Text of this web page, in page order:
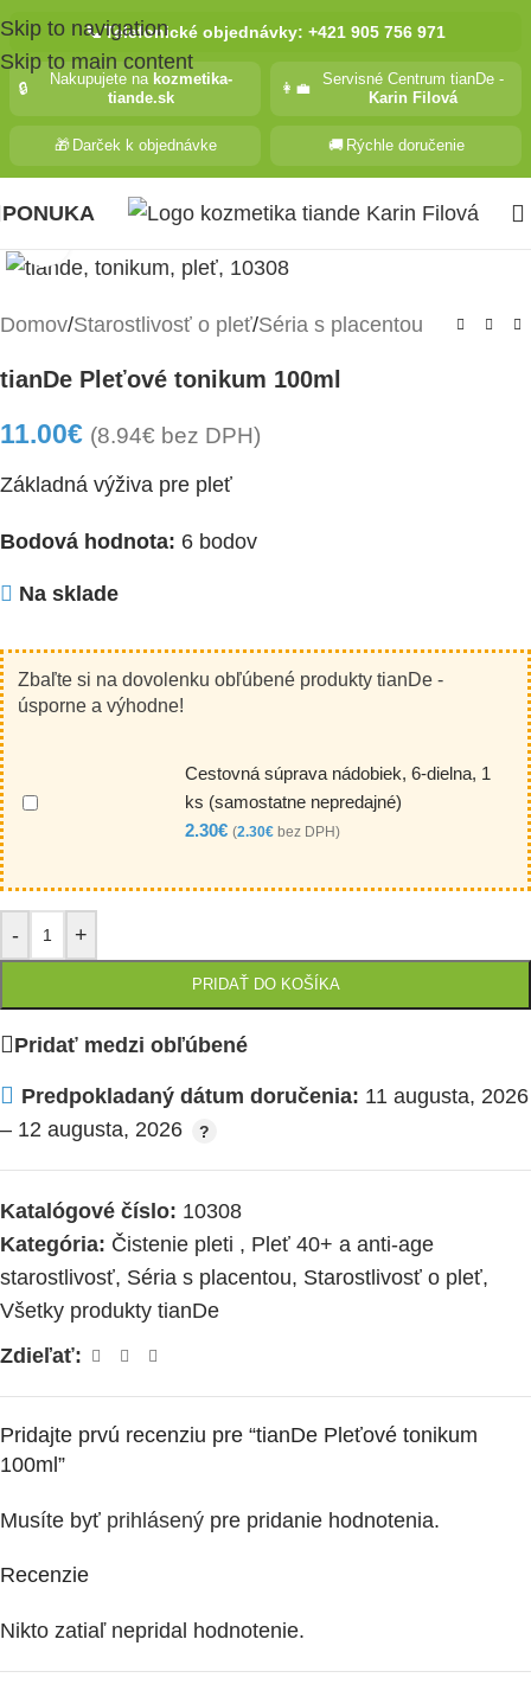
Skip to navigation
Skip to main content
📞Telefonické objednávky: +421 905 756 971
🔒
Nakupujete na kozmetika-
tiande.sk
👩‍💼
Servisné Centrum tianDe -
Karin Filová
🎁 Darček k objednávke 🚚 Rýchle doručenie
PONUKA
Domov/Starostlivosť o pleť/Séria s placentou
tianDe Pleťové tonikum 100ml
11.00€ (8.94€ bez DPH)
Základná výživa pre pleť
Bodová hodnota: 6 bodov
Na sklade
Zbaľte si na dovolenku obľúbené produkty tianDe -
úsporne a výhodne!
Cestovná súprava nádobiek, 6-dielna, 1
ks (samostatne nepredajné)
2.30€ (2.30€ bez DPH)
- +
PRIDAŤ DO KOŠÍKA
Pridať medzi obľúbené
Predpokladaný dátum doručenia: 11 augusta, 2026
– 12 augusta, 2026
Katalógové číslo: 10308
Kategória: Čistenie pleti , Pleť 40+ a anti-age
starostlivosť, Séria s placentou, Starostlivosť o pleť,
Všetky produkty tianDe
Zdieľať:
Recenzie
Nikto zatiaľ nepridal hodnotenie.
Pridajte prvú recenziu pre “tianDe Pleťové tonikum
100ml”
Musíte byť prihlásený pre pridanie hodnotenia.